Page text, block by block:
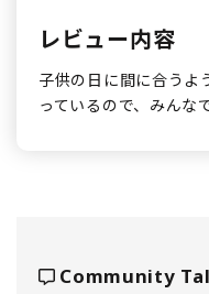
レビュー内容
子供の日に間に合うよ
っているので、みんな
Community